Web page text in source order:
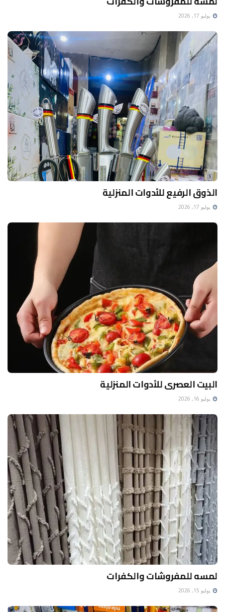
يوليو 17, 2026
الذوق الرفيع للأدوات المنزلية
يوليو 17, 2026
البيت العصرى للأدوات المنزلية
يوليو 16, 2026
لمسه للمفروشات والكفرات
يوليو 15, 2026